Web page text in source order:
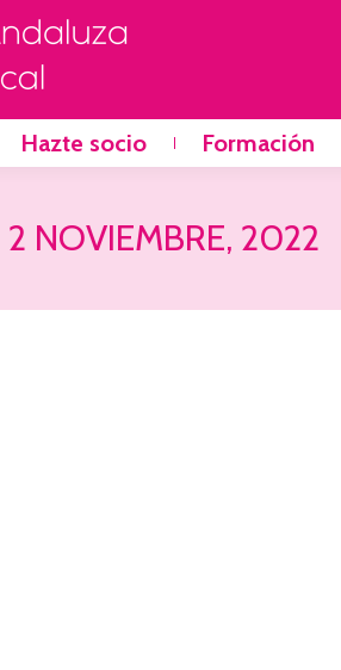
Hazte socio Formación
2 NOVIEMBRE, 2022